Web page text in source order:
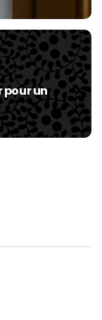
pour un